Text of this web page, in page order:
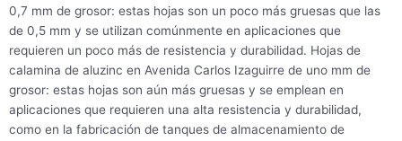
0,7 mm de grosor: estas hojas son un poco más gruesas que las
de 0,5 mm y se utilizan comúnmente en aplicaciones que
requieren un poco más de resistencia y durabilidad. Hojas de
calamina de aluzinc en Avenida Carlos Izaguirre de uno mm de
grosor: estas hojas son aún más gruesas y se emplean en
aplicaciones que requieren una alta resistencia y durabilidad,
como en la fabricación de tanques de almacenamiento de